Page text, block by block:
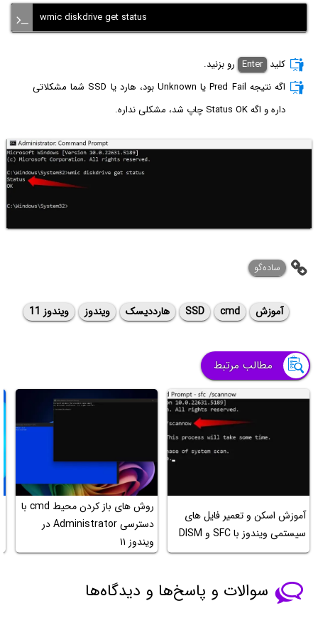
wmic diskdrive get status
کلید Enter رو بزنید.
اگه نتیجه Pred Fail یا Unknown بود، هارد یا SSD شما مشکلاتی
داره و اگه Status OK چاپ شد، مشکلی نداره.
ساده‌گو
آموزش cmd
SSD هارددیسک ویندوز ویندوز 11
مطالب مرتبط
آموزش اسکن و تعمیر فایل های
سیستمی ویندوز با SFC و DISM
روش های باز کردن محیط cmd با
دسترسی Administrator در
ویندوز ۱۱
سوالات و پاسخ‌ها و دیدگاه‌ها